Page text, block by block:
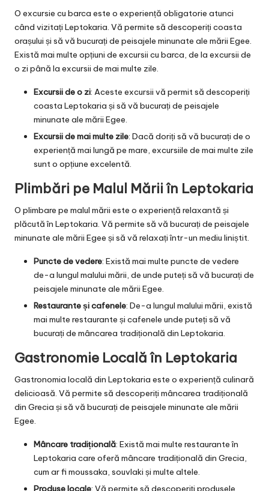
O excursie cu barca este o experiență obligatorie atunci
când vizitați Leptokaria. Vă permite să descoperiți coasta
orașului și să vă bucurați de peisajele minunate ale mării Egee.
Există mai multe opțiuni de excursii cu barca, de la excursii de
o zi până la excursii de mai multe zile.
Excursii de o zi: Aceste excursii vă permit să descoperiți
coasta Leptokaria și să vă bucurați de peisajele
minunate ale mării Egee.
Excursii de mai multe zile: Dacă doriți să vă bucurați de o
experiență mai lungă pe mare, excursiile de mai multe zile
sunt o opțiune excelentă.
Plimbări pe Malul Mării în Leptokaria
O plimbare pe malul mării este o experiență relaxantă și
plăcută în Leptokaria. Vă permite să vă bucurați de peisajele
minunate ale mării Egee și să vă relaxați într-un mediu liniștit.
Puncte de vedere: Există mai multe puncte de vedere
de-a lungul malului mării, de unde puteți să vă bucurați de
peisajele minunate ale mării Egee.
Restaurante și cafenele: De-a lungul malului mării, există
mai multe restaurante și cafenele unde puteți să vă
bucurați de mâncarea tradițională din Leptokaria.
Gastronomie Locală în Leptokaria
Gastronomia locală din Leptokaria este o experiență culinară
delicioasă. Vă permite să descoperiți mâncarea tradițională
din Grecia și să vă bucurați de peisajele minunate ale mării
Egee.
Mâncare tradițională: Există mai multe restaurante în
Leptokaria care oferă mâncare tradițională din Grecia,
cum ar fi moussaka, souvlaki și multe altele.
Produse locale: Vă permite să descoperiți produsele